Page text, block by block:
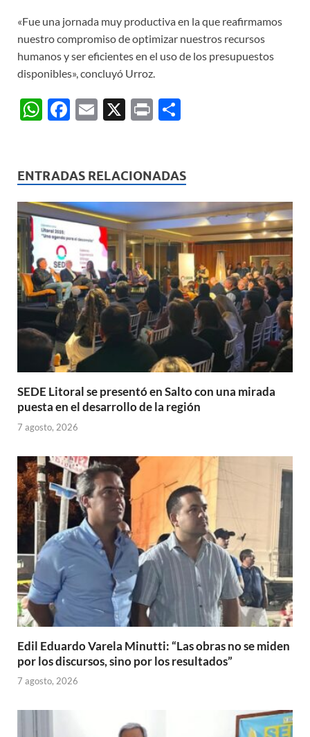
«Fue una jornada muy productiva en la que reafirmamos
nuestro compromiso de optimizar nuestros recursos
humanos y ser eficientes en el uso de los presupuestos
disponibles», concluyó Urroz.
W
s
A
p
p
F
b
o
o
k
E
X
P
p
ar
ti
r
ENTRADAS RELACIONADAS
SEDE Litoral se presentó en Salto con una mirada
puesta en el desarrollo de la región
7 agosto, 2026
Edil Eduardo Varela Minutti: “Las obras no se miden
por los discursos, sino por los resultados”
7 agosto, 2026